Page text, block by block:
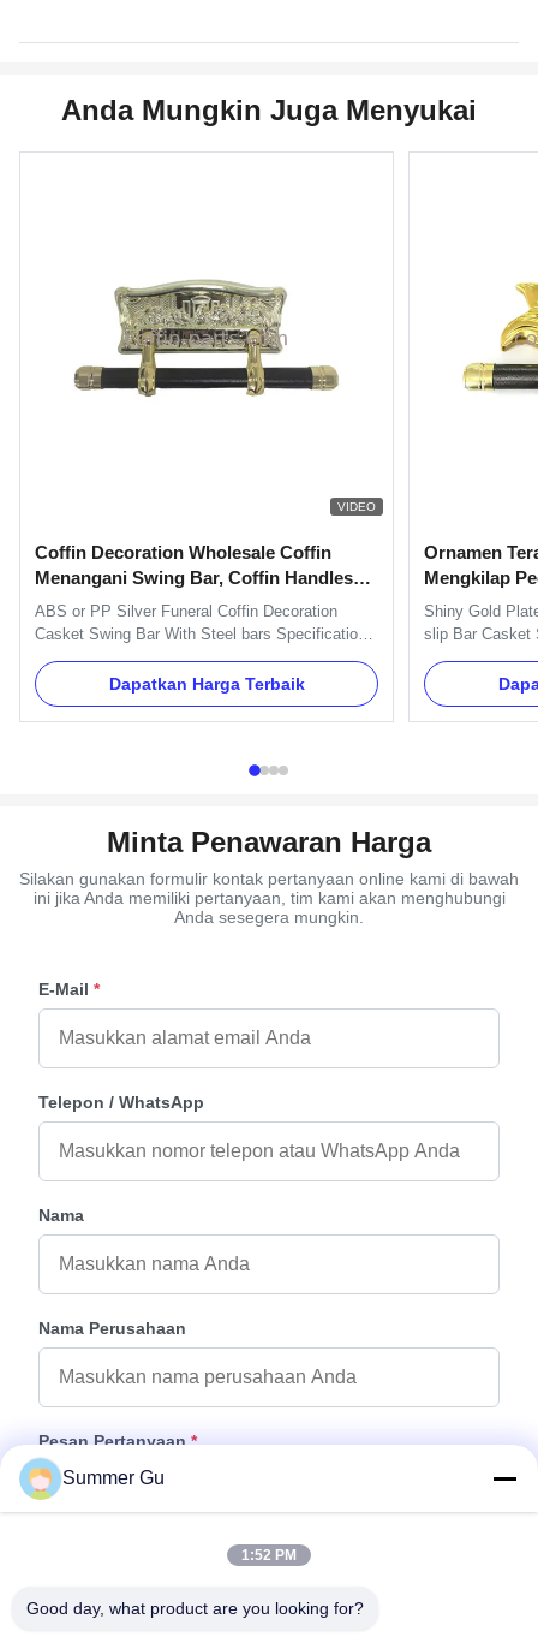
Anda Mungkin Juga Menyukai
VIDEO
Coffin Decoration Wholesale Coffin
Menangani Swing Bar, Coffin Handles
Suppliers
ABS or PP Silver Funeral Coffin Decoration
Casket Swing Bar With Steel bars Specification:
One set of Swing bar: 8pcs plastic plates,16pcs
handles ,8pcs end caps and 2 long bars and 2
short bars. Item Name TX-A Swing bar Material
Plastic (PP) and Zinc Alloy Color Gold, silver,
Dapatkan Harga Terbaik
Ornamen
Mengkilap
Anti-selip
Shiny Gold
slip Bar Casket
Coffin
plastic
2 long bars
Lotus Swing
Minta Penawaran Harga
Silakan gunakan formulir kontak pertanyaan online kami di bawah
ini jika Anda memiliki pertanyaan, tim kami akan menghubungi
Anda sesegera mungkin.
E-Mail *
Telepon / WhatsApp
Nama
Nama Perusahaan
Pesan Pertanyaan *
Summer Gu
1:52 PM
Good day, what product are you looking for?